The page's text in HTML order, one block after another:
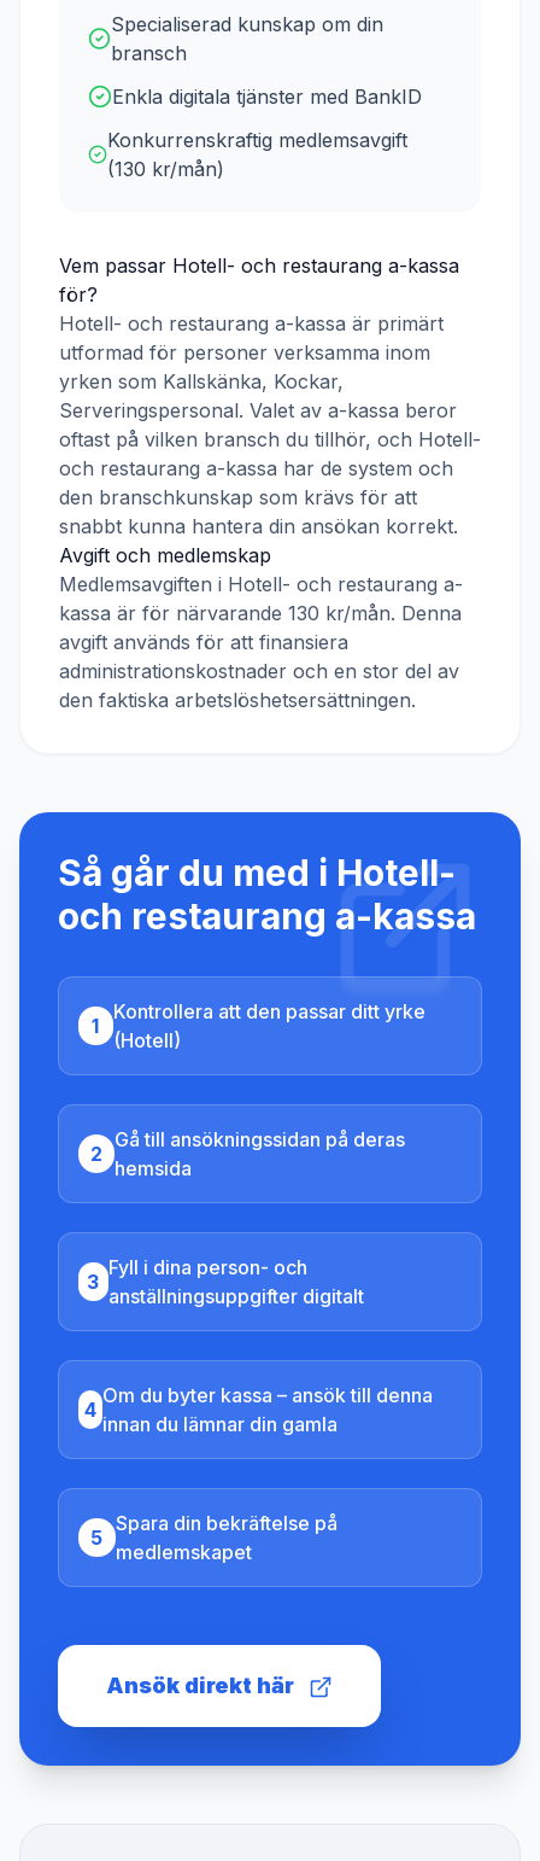
Specialiserad kunskap om din
bransch
Enkla digitala tjänster med BankID
Konkurrenskraftig medlemsavgift
(130 kr/mån)
Vem passar Hotell- och restaurang a-kassa
för?
Hotell- och restaurang a-kassa är primärt
utformad för personer verksamma inom
yrken som Kallskänka, Kockar,
Serveringspersonal. Valet av a-kassa beror
oftast på vilken bransch du tillhör, och Hotell-
och restaurang a-kassa har de system och
den branschkunskap som krävs för att
snabbt kunna hantera din ansökan korrekt.
Avgift och medlemskap
Medlemsavgiften i Hotell- och restaurang a-
kassa är för närvarande 130 kr/mån. Denna
avgift används för att finansiera
administrationskostnader och en stor del av
den faktiska arbetslöshetsersättningen.
Så går du med i Hotell-
och restaurang a-kassa
1
Kontrollera att den passar ditt yrke
(Hotell)
2
Gå till ansökningssidan på deras
hemsida
3
Fyll i dina person- och
anställningsuppgifter digitalt
4
Om du byter kassa – ansök till denna
innan du lämnar din gamla
5
Spara din bekräftelse på
medlemskapet
Ansök direkt här